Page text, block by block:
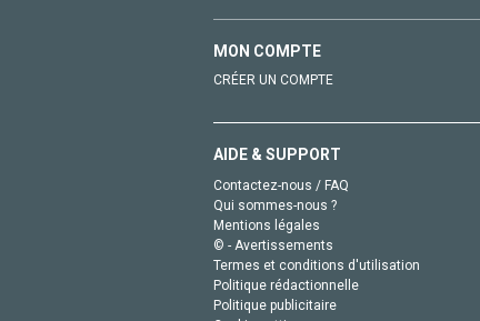
MON COMPTE
CRÉER UN COMPTE
AIDE & SUPPORT
Contactez-nous / FAQ
Qui sommes-nous ?
Mentions légales
© - Avertissements
Termes et conditions d'utilisation
Politique rédactionnelle
Politique publicitaire